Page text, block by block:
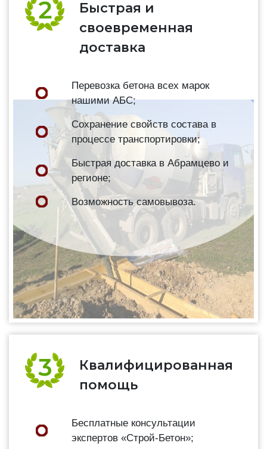
Быстрая и
своевременная
доставка
Перевозка бетона всех марок
нашими АБС;
Сохранение свойств состава в
процессе транспортировки;
Быстрая доставка в Абрамцево и
регионе;
Возможность самовывоза.
Квалифицированная
помощь
Бесплатные консультации
экспертов «Строй-Бетон»;